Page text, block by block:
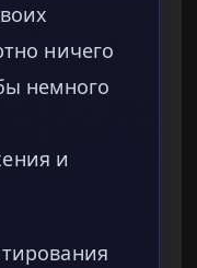
ничего
немного
и